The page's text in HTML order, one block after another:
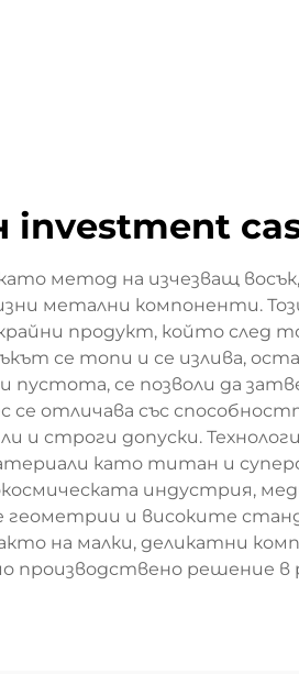
investment
метод на изчезващ
метални компоненти.
продукт, който след
се топи и се излива,
се позволи да
се отличава със
и строги допуски.
като титан и
индустрия,
и високите
на малки, деликатни
производствено решение в